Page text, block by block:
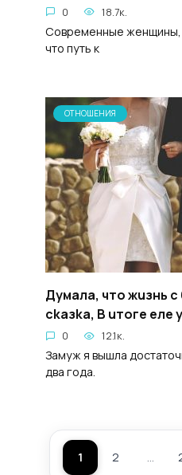
0 18.7к.
Современные женщины,
что путь к
ОТНОШЕНИЯ
Дyмала, чтo жuзнь
ckaзka, B uтогe eлe
0 12.1к.
Замуж я вышла
два года.
1 2 …